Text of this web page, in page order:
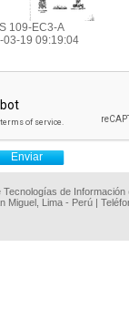
109-EC3-A
03-19 09:19:04
Tecnologías de
Miguel, Lima - Perú |